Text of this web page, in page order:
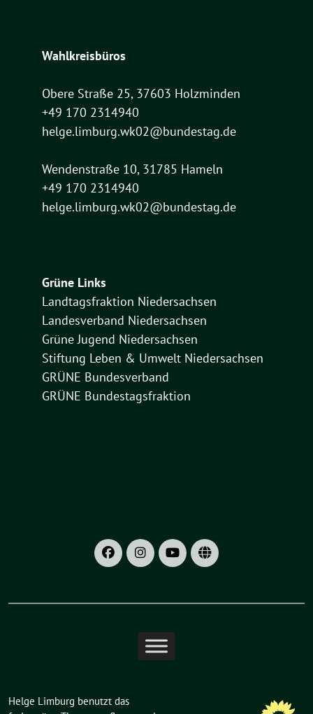
Wahlkreisbüros
Obere Straße 25, 37603 Holzminden
+49 170 2314940
helge.limburg.wk02@bundestag.de
Wendenstraße 10, 31785 Hameln
+49 170 2314940
helge.limburg.wk02@bundestag.de
Grüne Links
Landtagsfraktion Niedersachsen
Landesverband Niedersachsen
Grüne Jugend Niedersachsen
Stiftung Leben & Umwelt Niedersachsen
GRÜNE Bundesverband
GRÜNE Bundestagsfraktion
Helge Limburg benutzt das